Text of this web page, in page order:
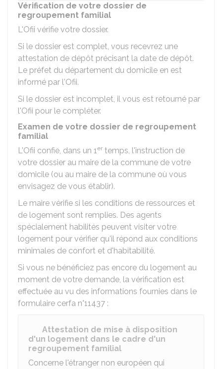
Vérification de votre dossier de
regroupement familial
L'Ofii vérifie votre dossier.
Si le dossier est complet, vous recevrez une
attestation de dépôt précisant la date de dépôt.
Le préfet du département du domicile en est
informé par l'Ofii.
Si le dossier est incomplet, il vous est retourné par
l'Ofii pour le compléter.
Examen de votre dossier de regroupement
familial
L'Ofii confie, dans un 1er temps, l'instruction de
votre dossier au maire de la commune de votre
domicile (ou au maire de la commune où vous
envisagez de vous établir).
Le maire vérifie si les conditions de ressources et
de logement sont remplies. Des agents
spécialement habilités peuvent visiter votre
logement pour vérifier qu'il répond aux conditions
minimales de confort et d'habitabilité.
Si vous ne bénéficiez pas encore du logement au
moment de votre demande, la vérification est
effectuée au vu des informations fournies dans le
formulaire cerfa n°11437 :
Attestation de mise à disposition
d'un logement dans le cadre d'un
regroupement familial
Concerne l'étranger non européen qui